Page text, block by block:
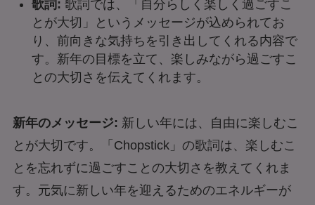
歌詞: 歌詞では、「自分らしく楽しく過ごすこ
とが大切」というメッセージが込められてお
り、前向きな気持ちを引き出してくれる内容で
す。新年の目標を立て、楽しみながら過ごすこ
との大切さを伝えてくれます。
新年のメッセージ: 新しい年には、自由に楽しむこ
とが大切です。「Chopstick」の歌詞は、楽しむこ
とを忘れずに過ごすことの大切さを教えてくれま
す。元気に新しい年を迎えるためのエネルギーが